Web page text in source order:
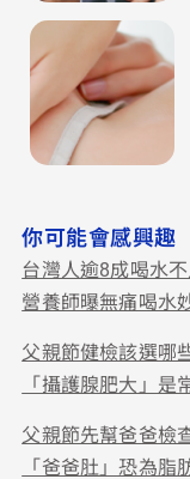
你可能會感興趣
台灣人逾8成喝水
營養師曝無痛喝水
父親節健檢該選哪
「攝護腺肥大」是
父親節先幫爸爸檢
「爸爸肚」恐為脂